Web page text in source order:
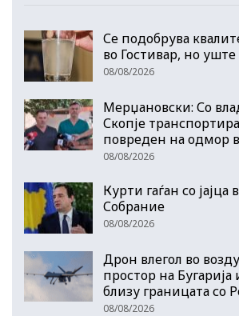
Се подобрува
во Гостивар, но
08/08/2026
Мерџановски: Со
Скопје
повреден на одмор
08/08/2026
Курти гаѓан со јајца
Собрание
08/08/2026
Дрон влегол во
простор на
близу границата со
08/08/2026